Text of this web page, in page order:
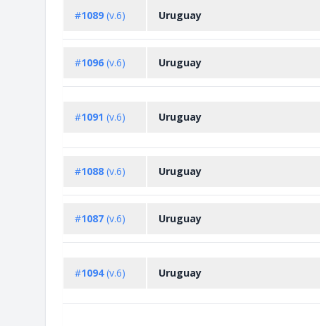
#1089 (v.6) Uruguay
#1096 (v.6) Uruguay
#1091 (v.6) Uruguay
#1088 (v.6) Uruguay
#1087 (v.6) Uruguay
#1094(v.6) Uruguay